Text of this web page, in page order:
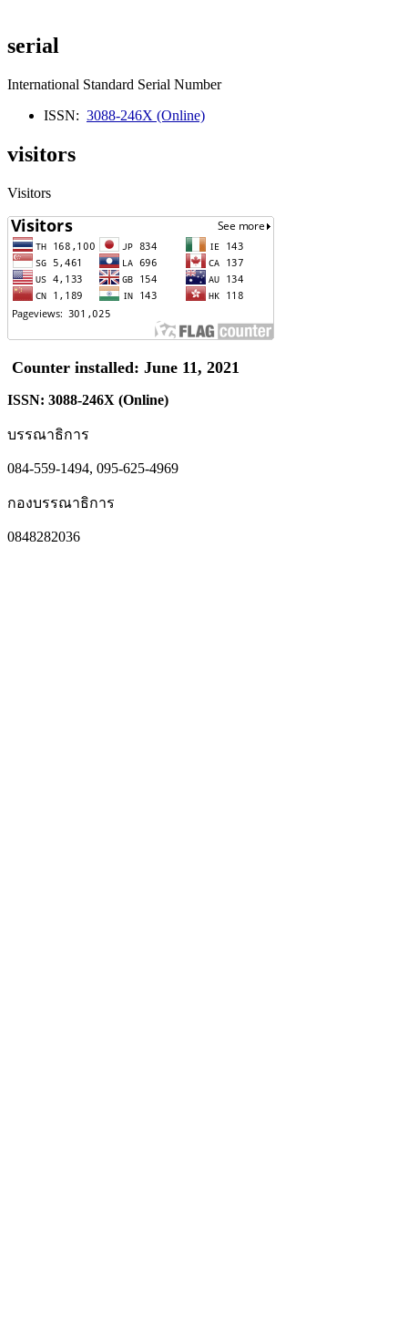
serial
International Standard Serial Number
ISSN: 3088-246X (Online)
visitors
Visitors
Counter installed: June 11, 2021
ISSN: 3088-246X (Online)
บรรณาธิการ
084-559-1494, 095-625-4969
กองบรรณาธิการ
0848282036